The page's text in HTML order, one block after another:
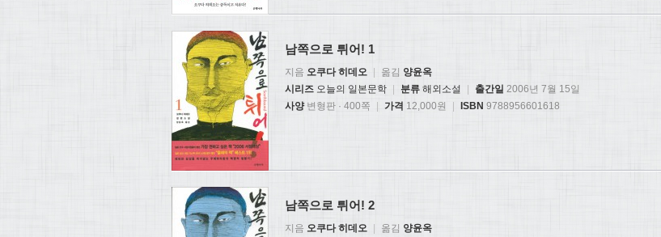
남쪽으로 튀어! 1
지음 오쿠다 히데오 옮김 양윤옥
시리즈 오늘의 일본문학 | 분류 해외소설 | 출간일 2006년 7월 15일
사양변형판 · 400쪽 | 가격 12,000원 | ISBN 9788956601618
남쪽으로 튀어! 2
지음 오쿠다 히데오 옮김 양윤옥